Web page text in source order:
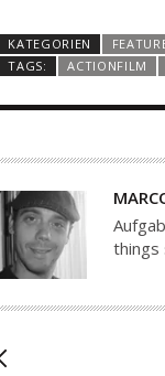
KATEGORIEN
TAGS:
ACTIONFILM
A
U
T
R
things